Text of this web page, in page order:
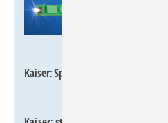
Kaiser: Spleißfreie